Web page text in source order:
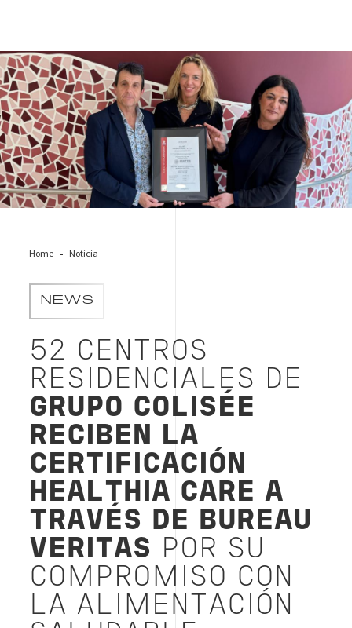
Colisee Entrega Certificado
Home Noticia
NEWS
52 CENTROS
RESIDENCIALES DE
GRUPO COLISÉE
RECIBEN LA
CERTIFICACIÓN
HEALTHIA CARE A
TRAVÉS DE BUREAU
VERITAS
POR SU
COMPROMISO CON
LA ALIMENTACIÓN